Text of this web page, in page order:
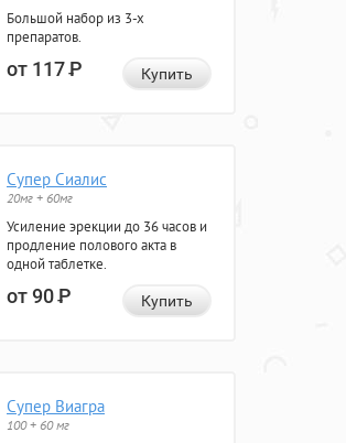
Большой набор из 3-х
препаратов.
от 117Р Купить
Супер Сиалис
20мг + 60мг
Усиление эрекции до 36 часов и
продление полового акта в
одной таблетке.
от 90Р Купить
Супер Виагра
100 + 60 мг